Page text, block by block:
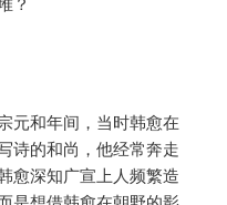
？
元和年间，当时韩愈在
诗的和尚，他经常奔走
愈深知广宣上人频繁造